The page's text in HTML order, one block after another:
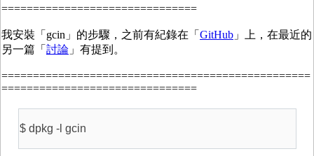
===============================
我安裝「gcin」的步驟，之前有紀錄在「 GitHub 」上，在最近的
另一篇「 討論 」有提到。
=================================================
===============================
$ dpkg -l gcin